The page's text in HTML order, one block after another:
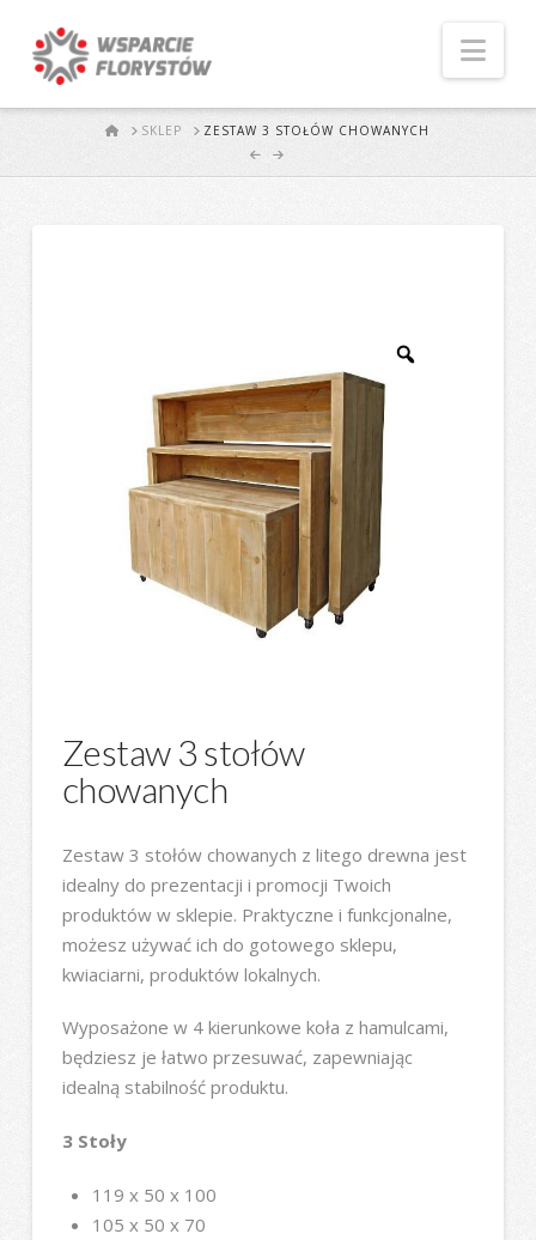
STARTSKLEP ZESTAW 3 STOŁÓW CHOWANYCH
Zestaw 3 stołów
chowanych
Zestaw 3 stołów chowanych z litego drewna jest
idealny do prezentacji i promocji Twoich
produktów w sklepie. Praktyczne i funkcjonalne,
możesz używać ich do gotowego sklepu,
kwiaciarni, produktów lokalnych.
Wyposażone w 4 kierunkowe koła z hamulcami,
będziesz je łatwo przesuwać, zapewniając
idealną stabilność produktu.
3 Stoły
119 x 50 x 100
105 x 50 x 70